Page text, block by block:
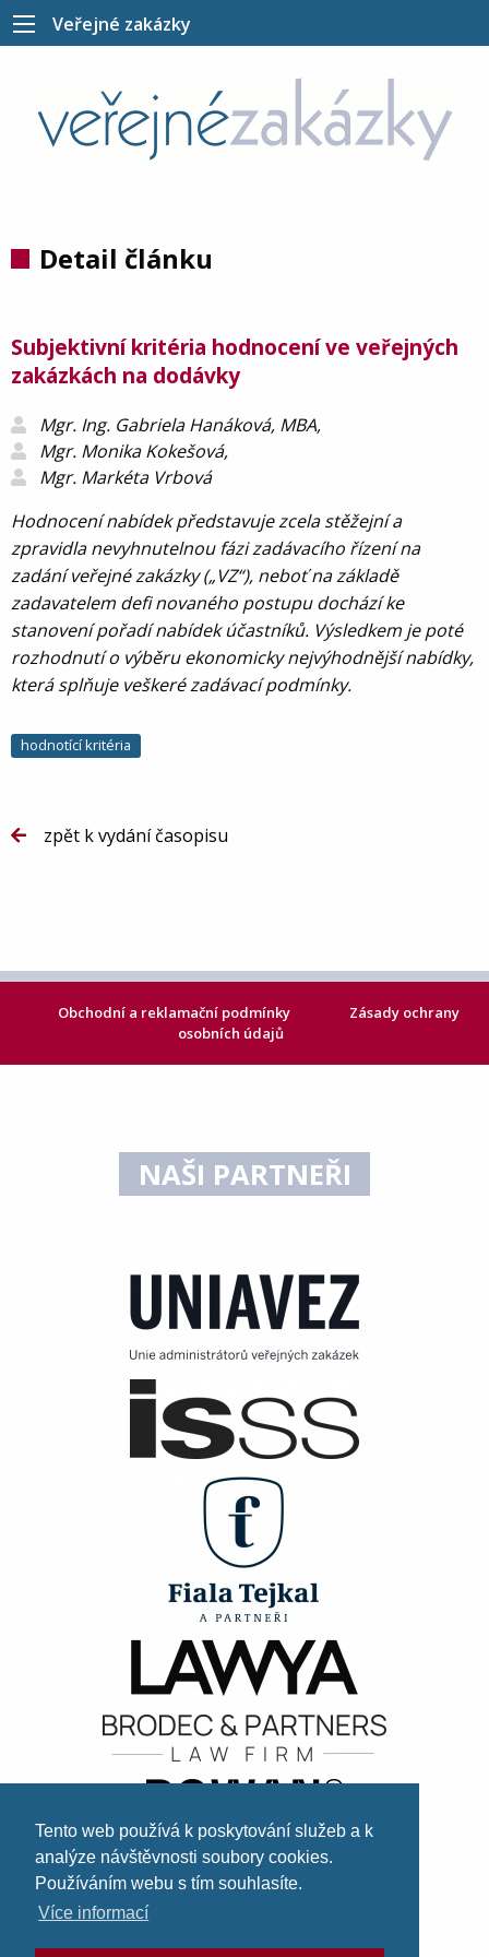
Tento web používá k poskytování služeb a k
analýze návštěvnosti soubory cookies.
Používáním webu s tím souhlasíte.
Více informací
Veřejné zakázky
Detail článku
Subjektivní kritéria hodnocení ve veřejných
zakázkách na dodávky
Mgr. Ing. Gabriela Hanáková, MBA,
Mgr. Monika Kokešová,
Mgr. Markéta Vrbová
Hodnocení nabídek představuje zcela stěžejní a
zpravidla nevyhnutelnou fázizadávacího řízení na
zadání veřejné zakázky („VZ“), neboť na základě
zadavatelem defi novaného postupu dochází ke
stanovení pořadí nabídek účastníků. Výsledkem jepoté
rozhodnutí o výběru ekonomicky nejvýhodnější nabídky,
která splňuje veškerézadávací podmínky.
hodnotící kritéria
zpět k vydání časopisu
Obchodní a reklamační podmínky
Zásady ochrany
osobních údajů
NAŠI PARTNEŘI